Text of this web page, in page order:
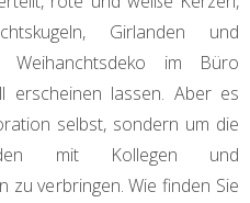
Girlanden und
Weihanchtsdeko im Büro
erscheinen lassen. Aber es
selbst, sondern um die
mit Kollegen und
zu verbringen. Wie finden Sie